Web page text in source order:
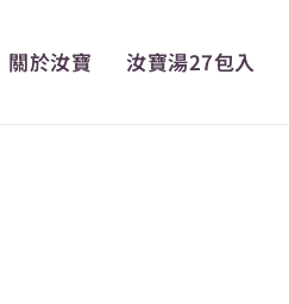
關於汝寶 汝寶湯27包入